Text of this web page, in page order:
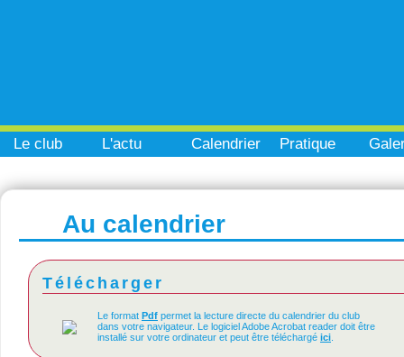
Le club L'actu Calendrier Pratique
Au calendrier
Télécharger
Le format Pdf permet la lecture directe du calendrier du club
dans votre navigateur. Le logiciel Adobe Acrobat reader doit être
installé sur votre ordinateur et peut être téléchargé ici